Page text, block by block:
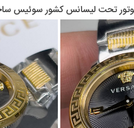
تحت لیسانس کشور سوئیس